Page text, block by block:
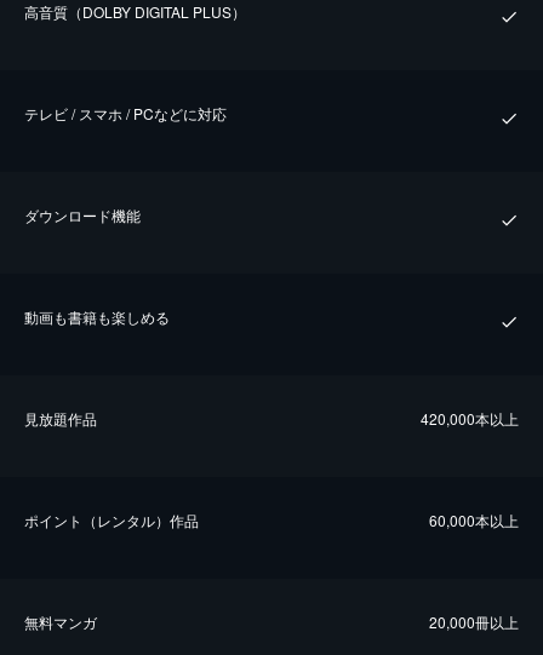
⾼⾳質（DOLBY DIGITAL PLUS）
テレビ / スマホ / PCなどに対応
ダウンロード機能
動画も書籍も楽しめる
⾒放題作品 420,000本以上
ポイント（レンタル）作品 60,000本以上
無料マンガ 20,000冊以上